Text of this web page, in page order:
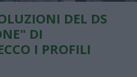
DEL DS
DI
I PROFILI